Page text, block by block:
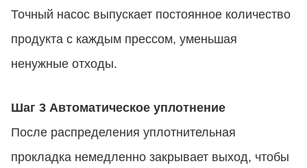
Точный насос выпускает постоянное количество
продукта с каждым прессом, уменьшая
ненужные отходы.
Шаг 3 Автоматическое уплотнение
После распределения уплотнительная
прокладка немедленно закрывает выход, чтобы